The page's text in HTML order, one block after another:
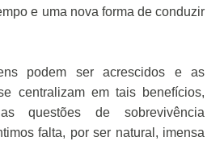
e uma nova forma de conduzir
podem ser acrescidos e as
centralizam em tais benefícios,
questões de sobrevivência
falta, por ser natural, imensa